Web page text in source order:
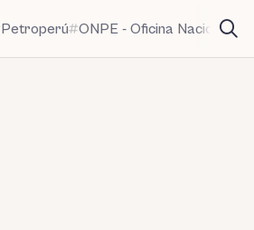
Petroperú ONPE - Oficina Nacional